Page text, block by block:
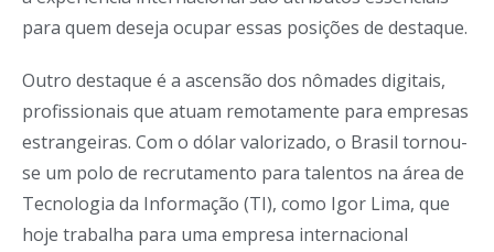
para quem deseja ocupar essas posições de destaque.
Outro destaque é a ascensão dos nômades digitais,
profissionais que atuam remotamente para empresas
estrangeiras. Com o dólar valorizado, o Brasil tornou-
se um polo de recrutamento para talentos na área de
Tecnologia da Informação (TI), como Igor Lima, que
hoje trabalha para uma empresa internacional